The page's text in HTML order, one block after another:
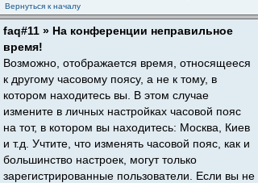
Вернуться к началу
faq#11 » На конференции неправильное
время!
Возможно, отображается время, относящееся
к другому часовому поясу, а не к тому, в
котором находитесь вы. В этом случае
измените в личных настройках часовой пояс
на тот, в котором вы находитесь: Москва, Киев
и т.д. Учтите, что изменять часовой пояс, как и
большинство настроек, могут только
зарегистрированные пользователи. Если вы не